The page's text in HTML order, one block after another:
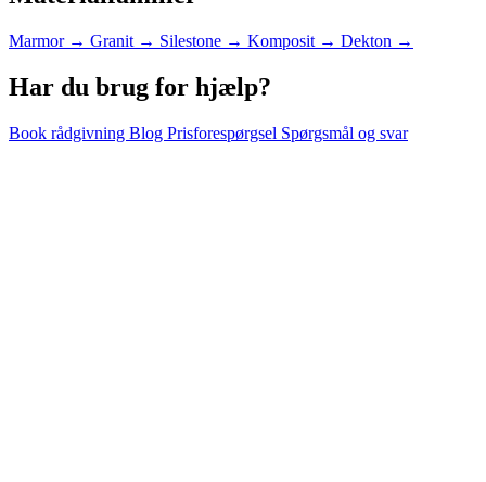
Marmor → Granit → Silestone → Komposit → Dekton →
Har du brug for hjælp?
Book rådgivning Blog Prisforespørgsel Spørgsmål og svar